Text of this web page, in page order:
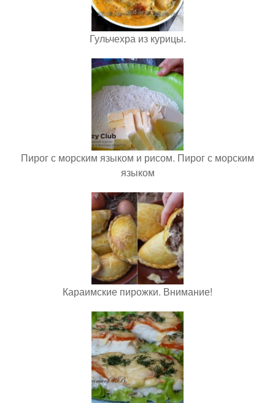
Гульчехра из курицы.
Пирог с морским языком и рисом. Пирог с морским
языком
Караимские пирожки. Внимание!